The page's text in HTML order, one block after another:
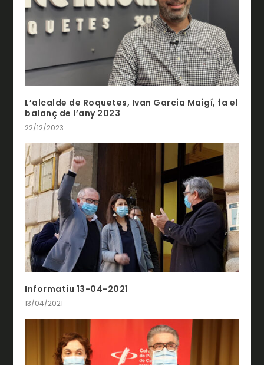
L’alcalde de Roquetes, Ivan Garcia Maigí, fa el
balanç de l’any 2023
22/12/2023
Informatiu 13-04-2021
13/04/2021